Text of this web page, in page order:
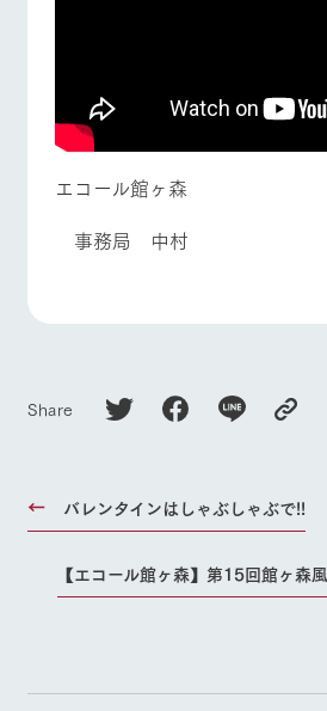
エコール館ヶ森
事務局 中村
Share
バレンタインはしゃぶしゃぶで!!
【エコール館ヶ森】第15回館ヶ森